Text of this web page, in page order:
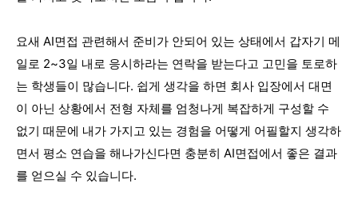
요새 AI면접 관련해서 준비가 안되어 있는 상태에서 갑자기 메
일로 2~3일 내로 응시하라는 연락을 받는다고 고민을 토로하
는 학생들이 많습니다. 쉽게 생각을 하면 회사 입장에서 대면
이 아닌 상황에서 전형 자체를 엄청나게 복잡하게 구성할 수
없기 때문에 내가 가지고 있는 경험을 어떻게 어필할지 생각하
면서 평소 연습을 해나가신다면 충분히 AI면접에서 좋은 결과
를 얻으실 수 있습니다.